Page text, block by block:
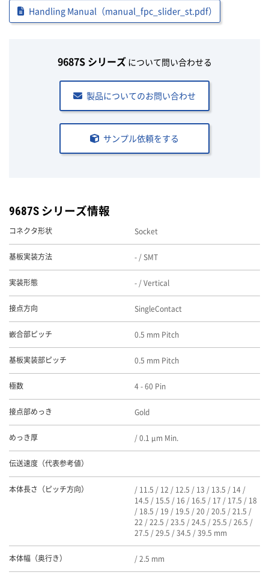
Handling Manual（manual_fpc_slider_st.pdf）
9687S シリーズについて問い合わせる
製品についてのお問い合わせ
サンプル依頼をする
9687S シリーズ情報
コネクタ形状 Socket
基板実装方法 - / SMT
実装形態 - / Vertical
接点方向 SingleContact
嵌合部ピッチ 0.5 mm Pitch
基板実装部ピッチ 0.5 mm Pitch
極数 4 - 60 Pin
接点部めっき Gold
めっき厚 / 0.1 μm Min.
伝送速度（代表参考値）
本体長さ（ピッチ方向）
/ 11.5 / 12 / 12.5 / 13 / 13.5 / 14 /
14.5 / 15.5 / 16 / 16.5 / 17 / 17.5 / 18
/ 18.5 / 19 / 19.5 / 20 / 20.5 / 21.5 /
22 / 22.5 / 23.5 / 24.5 / 25.5 / 26.5 /
27.5 / 29.5 / 34.5 / 39.5 mm
本体幅（奥行き） / 2.5 mm